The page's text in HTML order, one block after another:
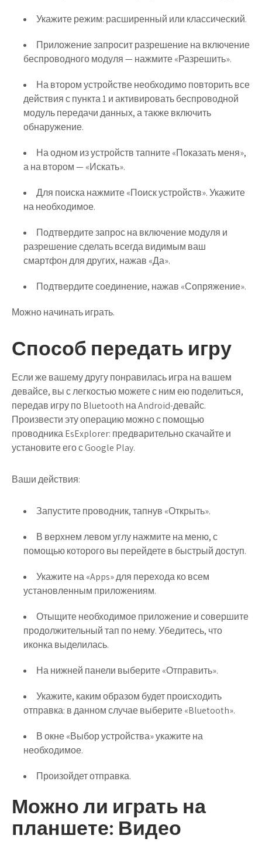
Укажите режим: расширенный или классический.
Приложение запросит разрешение на включение
беспроводного модуля — нажмите «Разрешить».
На втором устройстве необходимо повторить все
действия с пункта 1 и активировать беспроводной
модуль передачи данных, а также включить
обнаружение.
На одном из устройств тапните «Показать меня»,
а на втором — «Искать».
Для поиска нажмите «Поиск устройств». Укажите
на необходимое.
Подтвердите запрос на включение модуля и
разрешение сделать всегда видимым ваш
смартфон для других, нажав «Да».
Подтвердите соединение, нажав «Сопряжение».
Можно начинать играть.
Способ передать игру
Если же вашему другу понравилась игра на вашем
девайсе, вы с легкостью можете с ним ею поделиться,
передав игру по Bluetooth на Android-девайс.
Произвести эту операцию можно с помощью
проводника EsExplorer: предварительно скачайте и
установите его с Google Play.
Ваши действия:
Запустите проводник, тапнув «Открыть».
В верхнем левом углу нажмите на меню, с
помощью которого вы перейдете в быстрый доступ.
Укажите на «Apps» для перехода ко всем
установленным приложениям.
Отыщите необходимое приложение и совершите
продолжительный тап по нему. Убедитесь, что
иконка выделилась.
На нижней панели выберите «Отправить».
Укажите, каким образом будет происходить
отправка: в данном случае выберите «Bluetooth».
В окне «Выбор устройства» укажите на
необходимое.
Произойдет отправка.
Можно ли играть на
планшете: Видео